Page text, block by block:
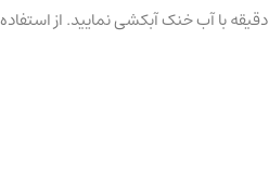
بسته به میزان حساسیت پوستتان، میتوانید محصول را به صورت روزانه و یا ۲ الی ۳ بار در هفته استفاده نمایید. پیلینگ را میتوانید تا زمان جذب کامل روی پوست باقی بگذارید یا پس از ۱۰ دقیقه با آب خنک آبکشی نمایید. از استفاده